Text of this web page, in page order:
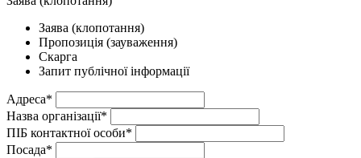
Заява (клопотання)
Пропозиція (зауваження)
Скарга
Запит публічної інформації
Адреса*
Назва організації*
ПІБ контактної особи*
Посада*